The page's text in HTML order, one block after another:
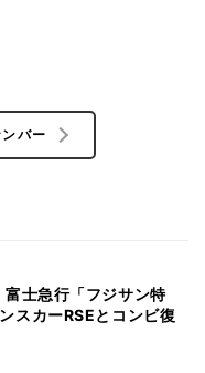
バー
士急行「フジサン特
スカーRSEとコンビ復